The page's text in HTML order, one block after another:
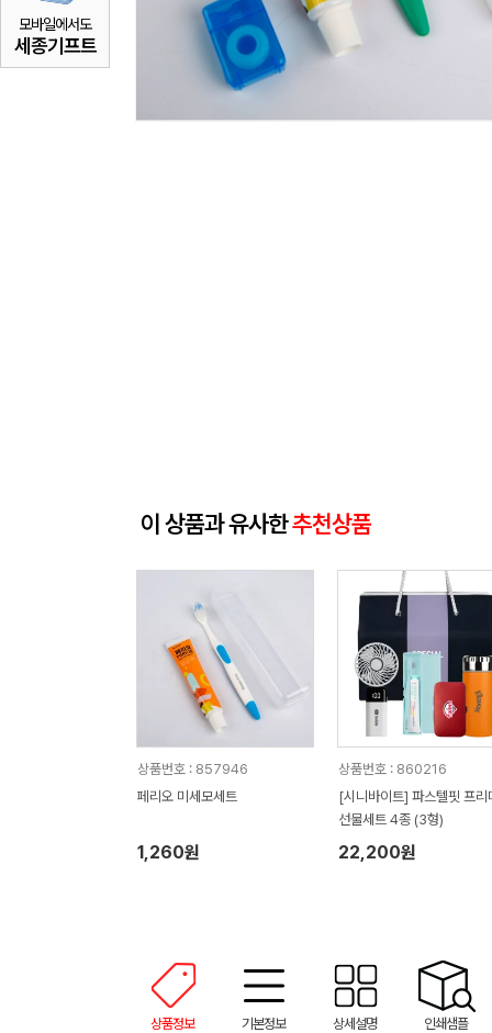
모바일에서도
세종기프트
이 상품과 유사한추천상품
상품번호 : 857946
페리오 미세모세트
1,260원
상품번호 : 860216
[시니바이트] 파스텔핏 프리
선물세트 4종 (3형)
22,200원
상품정보 기본정보 상세설명 인쇄샘플